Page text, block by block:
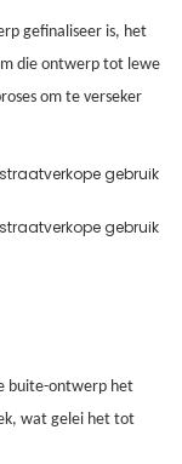
gefinaliseer is, het
die ontwerp tot lewe
om te verseker
buite-ontwerp het
wat gelei het tot